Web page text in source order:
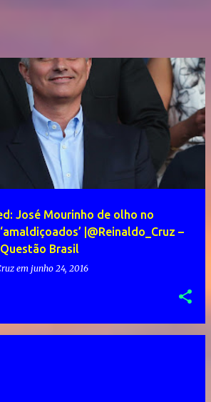
José Mourinho de olho no
|@Reinaldo_Cruz –
Brasil
em junho 24, 2016